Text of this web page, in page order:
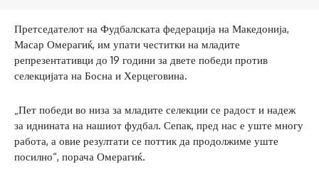
Претседателот на Фудбалската федерација на Македонија,
Масар Омерагиќ, им упати честитки на младите
репрезентативци до 19 години за двете победи против
селекцијата на Босна и Херцеговина.
„Пет победи во низа за младите селекции се радост и надеж
за иднината на нашиот фудбал. Сепак, пред нас е уште многу
работа, а овие резултати се поттик да продолжиме уште
посилно“, порача Омерагиќ.